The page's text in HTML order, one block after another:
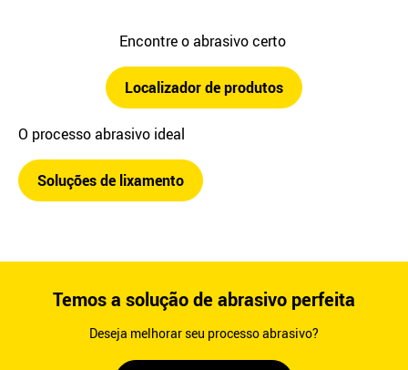
Encontre o abrasivo certo
Localizador de produtos
O processo abrasivo ideal
Soluções de lixamento
Temos a solução de abrasivo perfeita
Deseja melhorar seu processo abrasivo?